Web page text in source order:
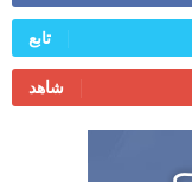
تابع
شاهد